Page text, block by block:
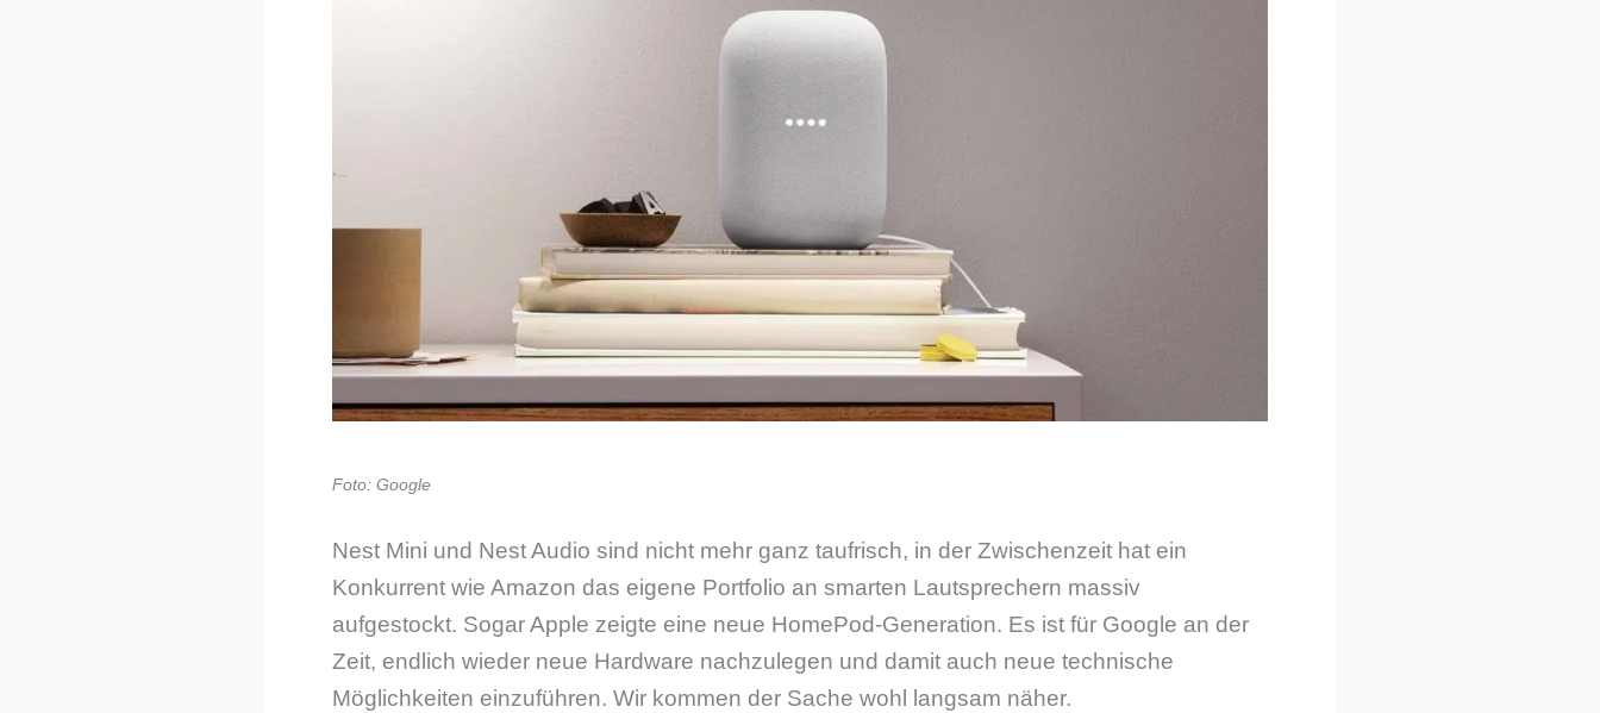
Foto: Google
Nest Mini und Nest Audio sind nicht mehr ganz taufrisch, in der Zwischenzeit hat ein
Konkurrent wie Amazon das eigene Portfolio an smarten Lautsprechern massiv
aufgestockt. Sogar Apple zeigte eine neue HomePod-Generation. Es ist für Google an der
Zeit, endlich wieder neue Hardware nachzulegen und damit auch neue technische
Möglichkeiten einzuführen. Wir kommen der Sache wohl langsam näher.